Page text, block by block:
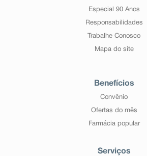
Especial 90 Anos
Responsabilidades
Trabalhe Conosco
Mapa do site
Benefícios
Convênio
Ofertas do mês
Farmácia popular
Serviços